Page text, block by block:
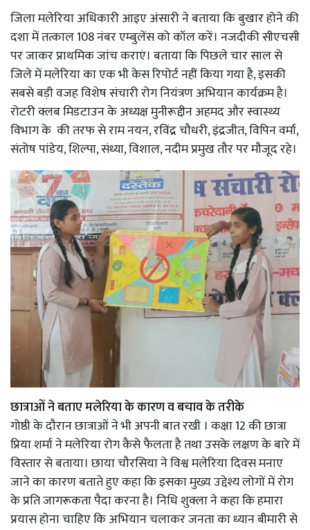
जिला मलेरिया अधिकारी आइए अंसारी ने बताया कि बुखार होने की
दशा में तत्काल 108 नंबर एम्बुलेंस को कॉल करें। नजदीकी सीएचसी
पर जाकर प्राथमिक जांच कराएं। बताया कि पिछले चार साल से
जिले में मलेरिया का एक भी केस रिपोर्ट नहीं किया गया है, इसकी
सबसे बड़ी वजह विशेष संचारी रोग नियंत्रण अभियान कार्यक्रम है।
रोटरी क्लब मिडटाउन के अध्यक्ष मुनीरूद्दीन अहमद और स्वास्थ्य
विभाग के की तरफ से राम नयन, रविंद्र चौधरी, इंद्रजीत, विपिन वर्मा,
संतोष पांडेय, शिल्पा, संध्या, विशाल, नदीम प्रमुख तौर पर मौजूद रहे।
छात्राओं ने बताए मलेरिया के कारण व बचाव के तरीके
गोष्ठी के दौरान छात्राओं ने भी अपनी बात रखी । कक्षा 12 की छात्रा
प्रिया शर्मा ने मलेरिया रोग कैसे फैलता है तथा उसके लक्षण के बारे में
विस्तार से बताया। छाया चौरसिया ने विश्व मलेरिया दिवस मनाए
जाने का कारण बताते हुए कहा कि इसका मुख्य उद्देश्य लोगों में रोग
के प्रति जागरूकता पैदा करना है। निधि शुक्ला ने कहा कि हमारा
प्रयास होना चाहिए कि अभियान चलाकर जनता का ध्यान बीमारी से